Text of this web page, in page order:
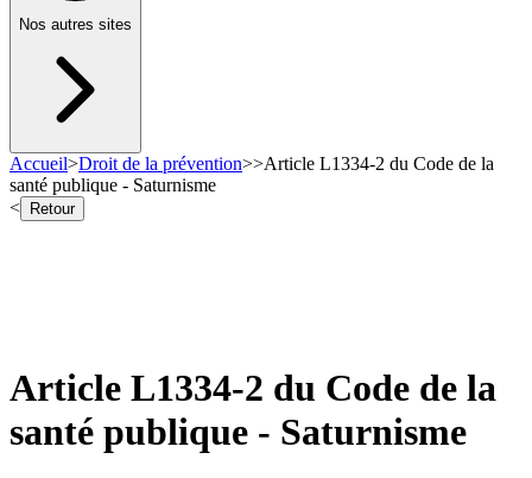
Nos autres sites
Accueil>Droit de la prévention>>Article L1334-2 du Code de la
santé publique - Saturnisme
<
Retour
Article L1334-2 du Code de la
santé publique - Saturnisme